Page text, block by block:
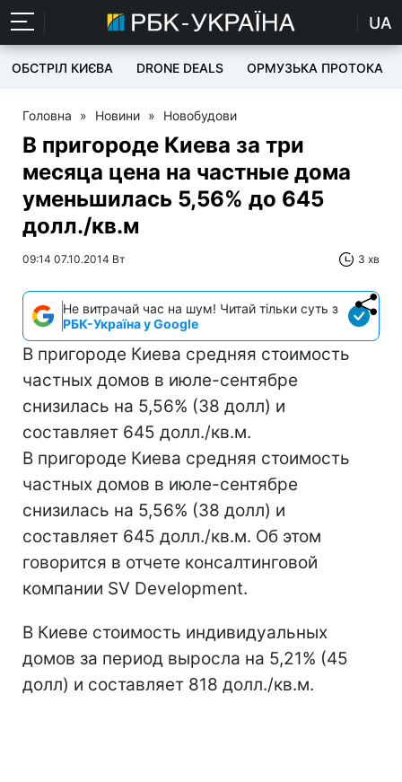
UA
ОБСТРІЛ КИЄВА DRONE DEALS ОРМУЗЬКА ПРОТОКА
Головна » Новини » Новобудови
В пригороде Киева за три
месяца цена на частные дома
уменьшилась 5,56% до 645
долл./кв.м
09:14 07.10.2014 Вт 3 хв
Не витрачай час на шум! Читай тільки суть з
РБК-Україна у Google
В пригороде Киева средняя стоимость
частных домов в июле-сентябре
снизилась на 5,56% (38 долл) и
составляет 645 долл./кв.м.
В пригороде Киева средняя стоимость
частных домов в июле-сентябре
снизилась на 5,56% (38 долл) и
составляет 645 долл./кв.м. Об этом
говорится в отчете консалтинговой
компании SV Development.
В Киеве стоимость индивидуальных
домов за период выросла на 5,21% (45
долл) и составляет 818 долл./кв.м.